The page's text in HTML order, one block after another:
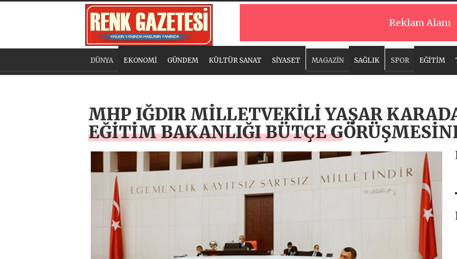
Reklam Alanı
DÜNYA EKONOMİ GÜNDEM KÜLTÜR SANAT SİYASET MAGAZİN SAĞLIK SPOR EĞİTİM
MHP IĞDIR MİLLETVEKİLİ YAŞAR
EĞİTİM BAKANLIĞI BÜTÇE